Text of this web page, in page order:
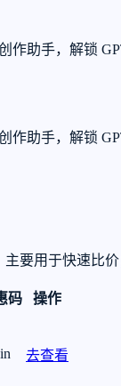
作助手，解锁
作助手，解锁
要用于快速比
码 操作
去查看